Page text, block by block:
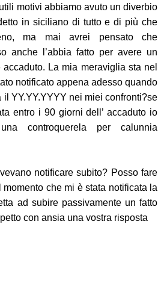
motivi abbiamo avuto un diverbio
in siciliano di tutto e di più che
ma mai avrei pensato che
anche l’abbia fatto per avere un
La mia meraviglia sta nel
notificato appena adesso quando
il YY.YY.YYYY nei miei confronti?se
entro i 90 giorni dell’ accaduto io
controquerela per calunnia
notificare subito? Posso fare
che mi è stata notificata la
ad subire passivamente un fatto
con ansia una vostra risposta